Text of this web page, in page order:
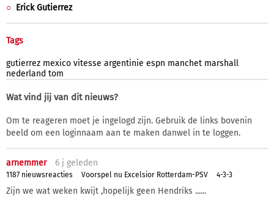
Erick Gutierrez
Tags
gutierrez mexico vitesse argentinie espn manchet marshall
nederland tom
Wat vind jij van dit nieuws?
Om te reageren moet je ingelogd zijn. Gebruik de links bovenin
beeld om een loginnaam aan te maken danwel in te loggen.
arnemmer 6 j geleden
1187 nieuwsreacties Voorspel nu Excelsior Rotterdam-PSV 4-3-3
Zijn we wat weken kwijt ,hopelijk geen Hendriks ......